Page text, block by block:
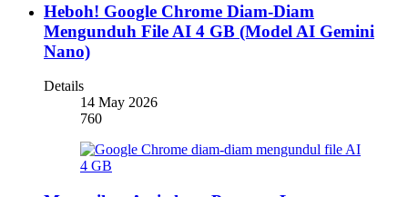
Heboh! Google Chrome Diam-Diam
Mengunduh File AI 4 GB (Model AI Gemini
Nano)
Details
14 May 2026
760